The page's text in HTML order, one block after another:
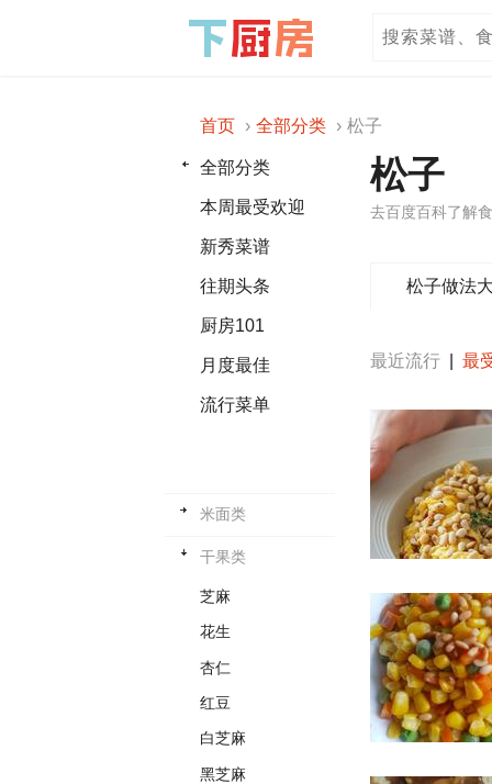
首页 全部分类 松子
全部分类
本周最受欢迎
新秀菜谱
往期头条
厨房101
月度最佳
流行菜单
米面类
干果类
芝麻
花生
杏仁
红豆
白芝麻
黑芝麻
松子
去百度百科了解
松子做法
最近流行 最